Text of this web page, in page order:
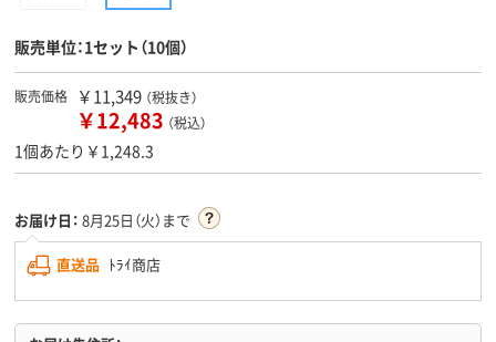
販売単位：1セット（10個）
販売価格 ￥11,349 （税抜き）
￥12,483 （税込）
1個あたり￥1,248.3
お届け日： 8月25日（火）まで
直送品 ﾄﾗｲ商店